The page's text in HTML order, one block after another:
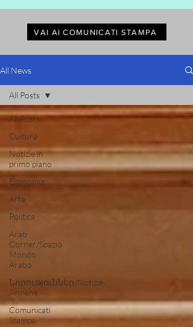
VAI AI COMUNICATI STAMPA
All News
All Posts
Cultura
Notizie in
primo piano
Economia
Arte
Politica
Arab
Corner/Spazio
Mondo
Arabo
Նորություններ/Notizie
Armene
Comunicati
Stampa
All Posts